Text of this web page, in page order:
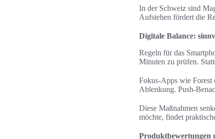
In der Schweiz sind
Aufstehen fördert die
Digitale Balance:
Regeln für das
Minuten zu prüfen.
Fokus-Apps wie
Ablenkung. Push-
Diese Maßnahmen
möchte, findet
Produktbewertungen